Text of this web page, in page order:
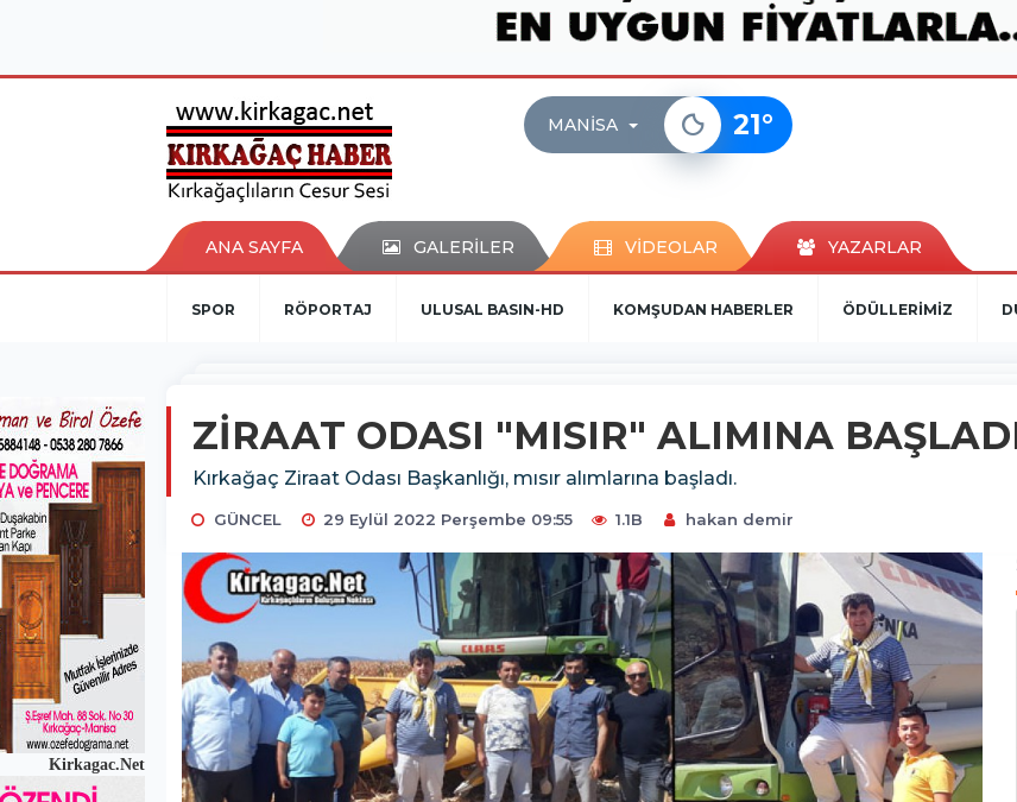
MANISA 21°
ANA SAYFA GALERİLER VİDEOLAR YAZARLAR
SPOR RÖPORTAJ ULUSAL BASIN-HD KOMŞUDAN HABERLER ÖDÜLLERİMİZ
ZİRAAT ODASI "MISIR" ALIMINA
Kırkağaç Ziraat Odası Başkanlığı, mısır alımlarına başladı.
GÜNCEL 29 Eylül 2022 Perşembe 09:55 1.1B hakan demir
Kirkagac.Net